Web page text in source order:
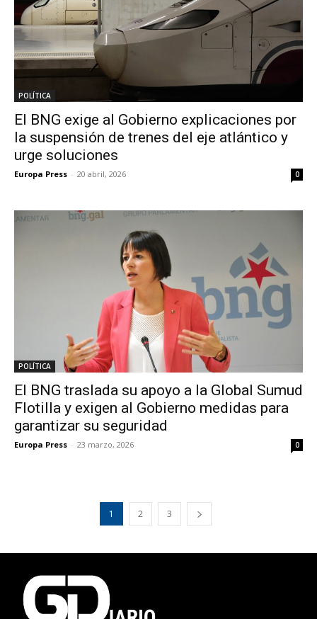
POLÍTICA
El BNG exige al Gobierno explicaciones por
la suspensión de trenes del eje atlántico y
urge soluciones
Europa Press - 20 abril, 2026 0
POLÍTICA
El BNG traslada su apoyo a la Global Sumud
Flotilla y exigen al Gobierno medidas para
garantizar su seguridad
Europa Press - 23 marzo, 2026 0
1 2 3